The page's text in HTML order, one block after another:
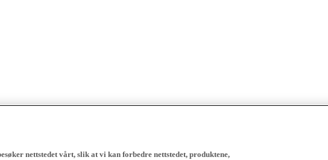
nettstedet vårt, slik at vi kan forbedre nettstedet, produktene,